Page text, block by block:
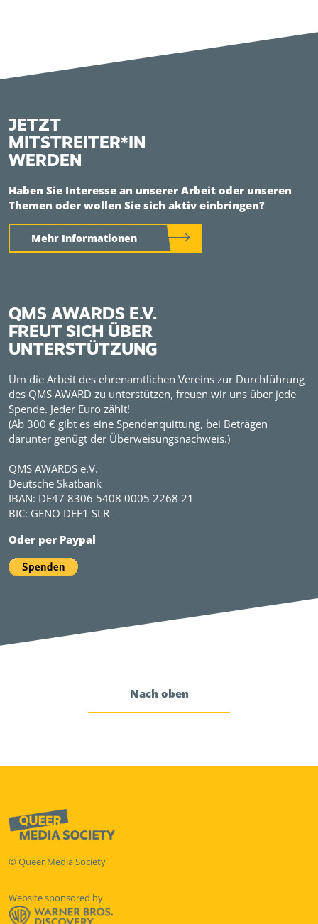
JETZT
MITSTREITER*IN
WERDEN
Haben Sie Interesse an unserer Arbeit oder unseren
Themen oder wollen Sie sich aktiv einbringen?
Mehr Informationen
QMS AWARDS E.V.
FREUT SICH ÜBER
UNTERSTÜTZUNG
Um die Arbeit des ehrenamtlichen Vereins zur Durchführung
des QMS AWARD zu unterstützen, freuen wir uns über jede
Spende. Jeder Euro zählt!
(Ab 300 € gibt es eine Spendenquittung, bei Beträgen
darunter genügt der Überweisungsnachweis.)
QMS AWARDS e.V.
Deutsche Skatbank
IBAN: DE47 8306 5408 0005 2268 21
BIC: GENO DEF1 SLR
Oder per Paypal
Nach oben
© Queer Media Society
Website sponsored by